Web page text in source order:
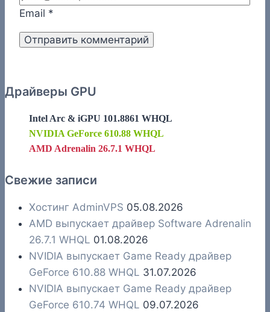
Email *
Драйверы GPU
Intel Arc & iGPU 101.8861 WHQL
NVIDIA GeForce 610.88 WHQL
AMD Adrenalin 26.7.1 WHQL
Свежие записи
Хостинг AdminVPS 05.08.2026
AMD выпускает драйвер Software Adrenalin
26.7.1 WHQL 01.08.2026
NVIDIA выпускает Game Ready драйвер
GeForce 610.88 WHQL 31.07.2026
NVIDIA выпускает Game Ready драйвер
GeForce 610.74 WHQL 09.07.2026